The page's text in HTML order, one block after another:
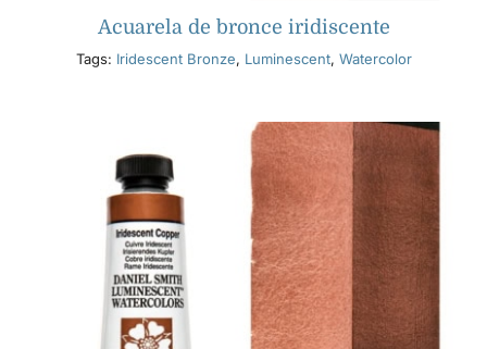
Acuarela de bronce iridiscente
Tags: Iridescent Bronze, Luminescent, Watercolor